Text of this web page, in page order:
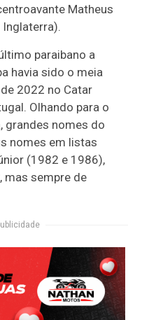
Matheus
Inglaterra).
paraibano a
havia sido o meia
2022 no Catar
Olhando para o
grandes nomes do
nomes em listas
(1982 e 1986),
mas sempre de